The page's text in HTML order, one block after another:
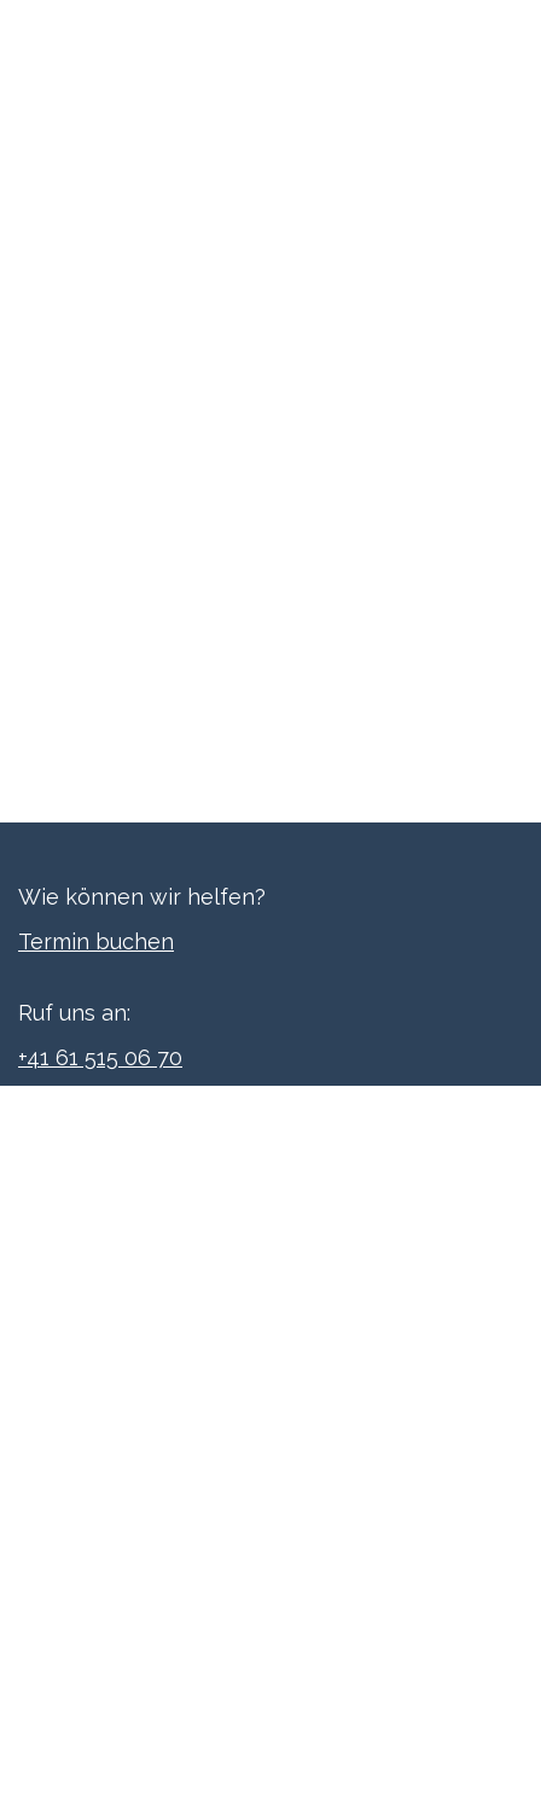
Wie können wir helfen?
Termi​n buchen
Ruf uns an:
+41 61 515 06 70